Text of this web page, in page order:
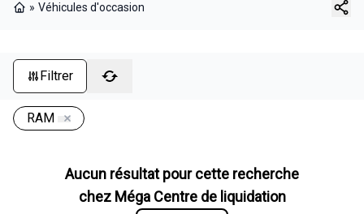
» Véhicules d'occasion
Filtrer
RAM
Aucun résultat pour cette recherche
chez Méga Centre de liquidation